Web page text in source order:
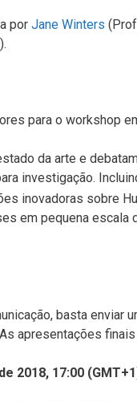
por Jane Winters
para o workshop
da arte e
investigação.
inovadoras sobre
em pequena
basta enviar
apresentações
2018, 17:00